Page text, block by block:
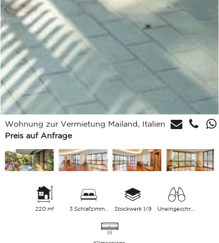
Wohnung zur Vermietung Mailand, Italien
Preis auf Anfrage
220 m² 3 Schlafzimmer Stockwerk 1/9 Uneingeschränkt